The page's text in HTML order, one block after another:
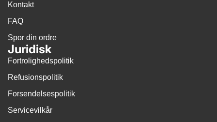
Kontakt
FAQ
Spor din ordre
Juridisk
Fortrolighedspolitik
Refusionspolitik
Forsendelsespolitik
Servicevilkår